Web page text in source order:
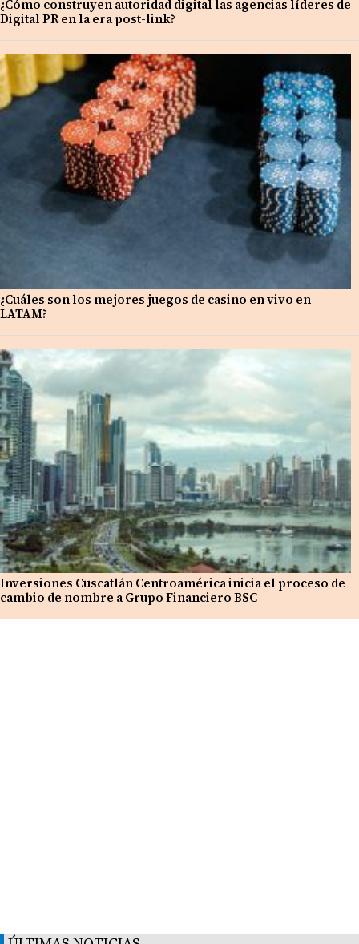
¿Cómo construyen autoridad digital las agencias líderes de
Digital PR en la era post-link?
¿Cuáles son los mejores juegos de casino en vivo en
LATAM?
Inversiones Cuscatlán Centroamérica inicia el proceso de
cambio de nombre a Grupo Financiero BSC